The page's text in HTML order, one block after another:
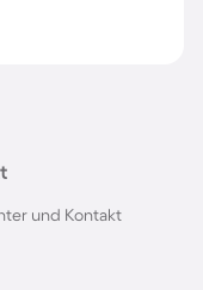
und Kontakt